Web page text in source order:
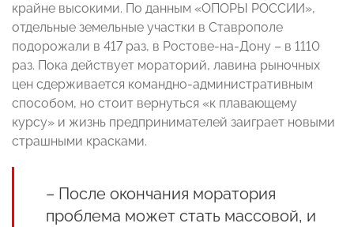
крайне высокими. По данным «ОПОРЫ РОССИИ»,
отдельные земельные участки в Ставрополе
подорожали в 417 раз, в Ростове-на-Дону – в 1110
раз. Пока действует мораторий, лавина рыночных
цен сдерживается командно-административным
способом, но стоит вернуться «к плавающему
курсу» и жизнь предпринимателей заиграет новыми
страшными красками.
– После окончания моратория
проблема может стать массовой, и